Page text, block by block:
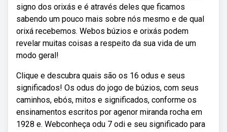
signo dos orixás e é através deles que ficamos
sabendo um pouco mais sobre nós mesmo e de qual
orixá recebemos. Webos búzios e orixás podem
revelar muitas coisas a respeito da sua vida de um
modo geral!
Clique e descubra quais são os 16 odus e seus
significados! Os odus do jogo de búzios, com seus
caminhos, ebós, mitos e significados, conforme os
ensinamentos escritos por agenor miranda rocha em
1928 e. Webconheça odu 7 odi e seu significado para